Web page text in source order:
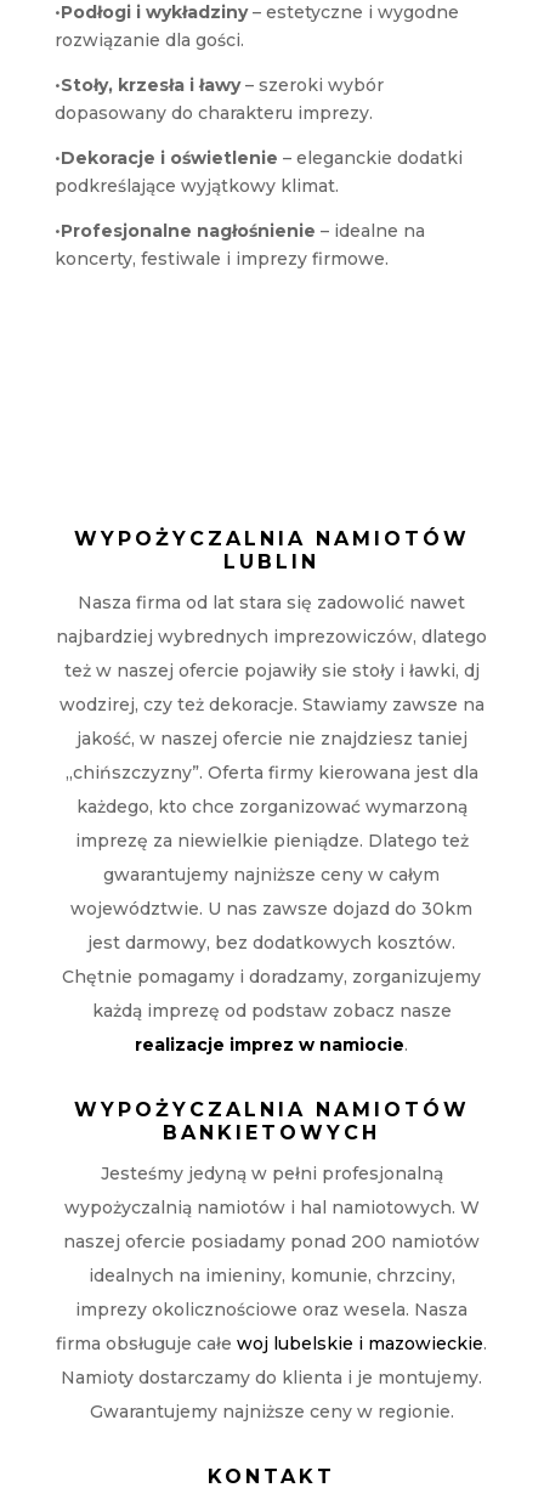
•Podłogi i wykładziny– estetyczne i wygodne
rozwiązanie dla gości.
•Stoły, krzesła i ławy– szeroki wybór
dopasowany do charakteru imprezy.
•Dekoracje i oświetlenie – eleganckie dodatki
podkreślające wyjątkowy klimat.
•Profesjonalne nagłośnienie – idealne na
koncerty, festiwale i imprezy firmowe.
WYPOŻYCZALNIA NAMIOTÓW
LUBLIN
Nasza firma od lat stara się zadowolić nawet
najbardziej wybrednych imprezowiczów, dlatego
też w naszej ofercie pojawiły sie stoły i ławki, dj
wodzirej, czy też dekoracje. Stawiamy zawsze na
jakość, w naszej ofercie nie znajdziesz taniej
„chińszczyzny”. Oferta firmy kierowana jest dla
każdego, kto chce zorganizować wymarzoną
imprezę za niewielkie pieniądze. Dlatego też
gwarantujemy najniższe ceny w całym
województwie. U nas zawsze dojazd do 30km
jest darmowy, bez dodatkowych kosztów.
Chętnie pomagamy i doradzamy, zorganizujemy
każdą imprezę od podstaw zobacz nasze
realizacje imprez w namiocie.
WYPOŻYCZALNIA NAMIOTÓW
BANKIETOWYCH
Jesteśmy jedyną w pełni profesjonalną
wypożyczalnią namiotów i hal namiotowych. W
naszej ofercie posiadamy ponad 200 namiotów
idealnych na imieniny, komunie, chrzciny,
imprezy okolicznościowe oraz wesela. Nasza
firma obsługuje całewoj lubelskie i mazowieckie.
Namioty dostarczamy do klienta i je montujemy.
Gwarantujemy najniższe ceny w regionie.
KONTAKT